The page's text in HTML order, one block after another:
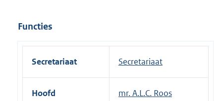
Functies
Secretariaat Secretariaat
Hoofd mr. A.L.C. Roos